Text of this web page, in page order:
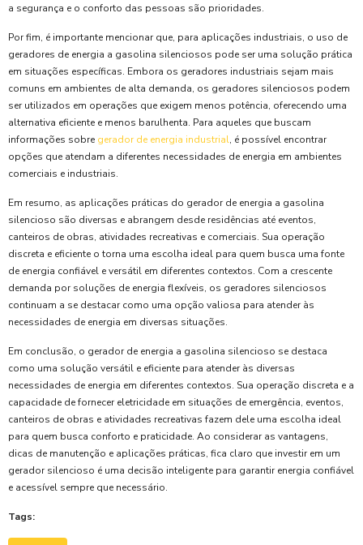
a segurança e o conforto das pessoas são prioridades.
Por fim, é importante mencionar que, para aplicações industriais, o uso de
geradores de energia a gasolina silenciosos pode ser uma solução prática
em situações específicas. Embora os geradores industriais sejam mais
comuns em ambientes de alta demanda, os geradores silenciosos podem
ser utilizados em operações que exigem menos potência, oferecendo uma
alternativa eficiente e menos barulhenta. Para aqueles que buscam
informações sobre gerador de energia industrial, é possível encontrar
opções que atendam a diferentes necessidades de energia em ambientes
comerciais e industriais.
Em resumo, as aplicações práticas do gerador de energia a gasolina
silencioso são diversas e abrangem desde residências até eventos,
canteiros de obras, atividades recreativas e comerciais. Sua operação
discreta e eficiente o torna uma escolha ideal para quem busca uma fonte
de energia confiável e versátil em diferentes contextos. Com a crescente
demanda por soluções de energia flexíveis, os geradores silenciosos
continuam a se destacar como uma opção valiosa para atender às
necessidades de energia em diversas situações.
Em conclusão, o gerador de energia a gasolina silencioso se destaca
como uma solução versátil e eficiente para atender às diversas
necessidades de energia em diferentes contextos. Sua operação discreta e a
capacidade de fornecer eletricidade em situações de emergência, eventos,
canteiros de obras e atividades recreativas fazem dele uma escolha ideal
para quem busca conforto e praticidade. Ao considerar as vantagens,
dicas de manutenção e aplicações práticas, fica claro que investir em um
gerador silencioso é uma decisão inteligente para garantir energia confiável
e acessível sempre que necessário.
Tags: